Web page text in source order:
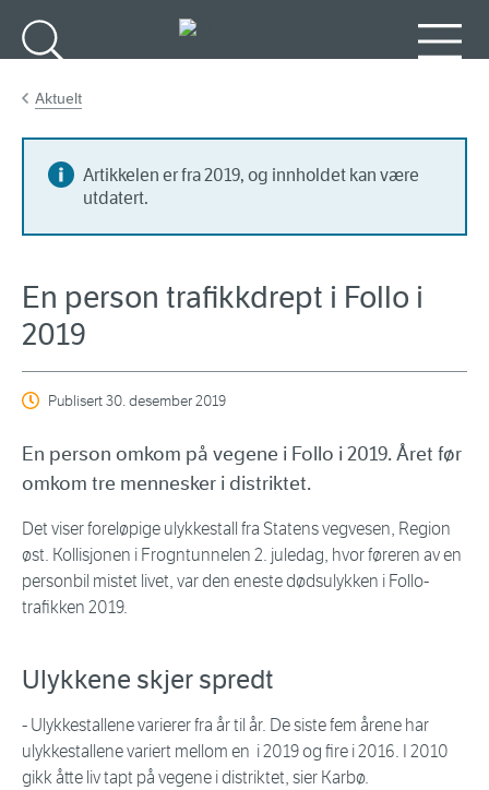
Aktuelt
Artikkelen er fra 2019, og innholdet kan være
utdatert.
En person trafikkdrept i Follo i
2019
Publisert30. desember 2019
En person omkom på vegene i Follo i 2019. Året før
omkom tre mennesker i distriktet.
Det viser foreløpige ulykkestall fra Statens vegvesen, Region
øst. Kollisjonen i Frogntunnelen 2. juledag, hvor føreren av en
personbil mistet livet, var den eneste dødsulykken i Follo-
trafikken 2019.
Ulykkene skjer spredt
- Ulykkestallene varierer fra år til år. De siste fem årene har
ulykkestallene variert mellom en i 2019 og fire i 2016. I 2010
gikk åtte liv tapt på vegene i distriktet, sier Karbø.